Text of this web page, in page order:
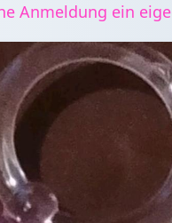
Anmeldung ein